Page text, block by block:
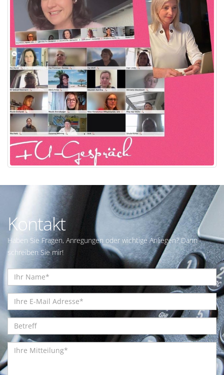
Kontakt
Haben Sie Fragen, Anregungen oder wichtige Anliegen? Dann
schreiben Sie mir!